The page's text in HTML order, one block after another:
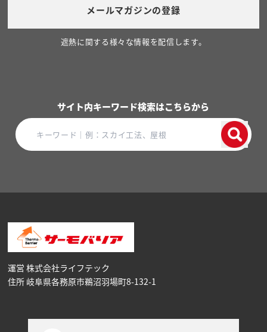
メールマガジンの登録
遮熱に関する様々な情報を配信します。
サイト内キーワード検索はこちらから
運営 株式会社ライフテック
住所 岐阜県各務原市鵜沼⽻場町8-132-1